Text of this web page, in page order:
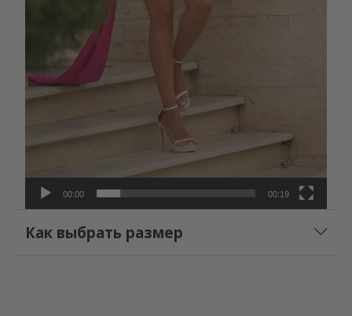
00:00 00:19
Как выбрать размер